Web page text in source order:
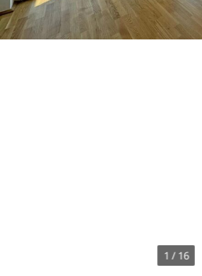
1 /16